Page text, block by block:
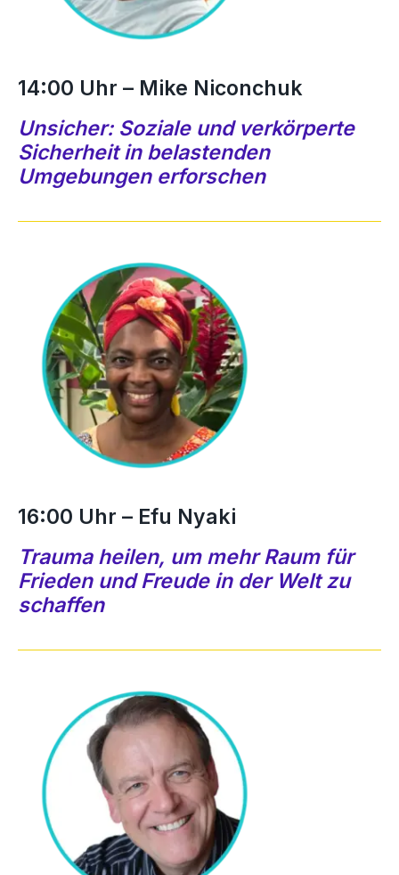
14:00 Uhr – Mike Niconchuk
Unsicher: Soziale und verkörperte
Sicherheit in belastenden
Umgebungen erforschen
16:00 Uhr – Efu Nyaki
Trauma heilen, um mehr Raum für
Frieden und Freude in der Welt zu
schaffen